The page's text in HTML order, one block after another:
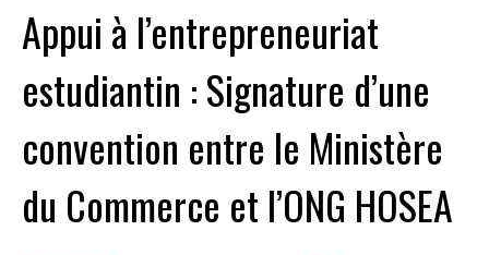
Appui à l’entrepreneuriat
estudiantin : Signature d’une
convention entre le Ministère
du Commerce et l’ONG HOSEA